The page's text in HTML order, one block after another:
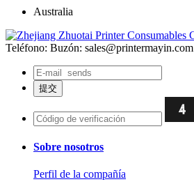
Australia
Teléfono: Buzón: sales@printermayin.com
Sobre nosotros
Perfil de la compañía